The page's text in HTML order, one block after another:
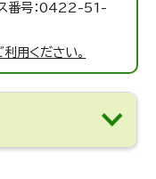
番号：0422-51-
用ください。